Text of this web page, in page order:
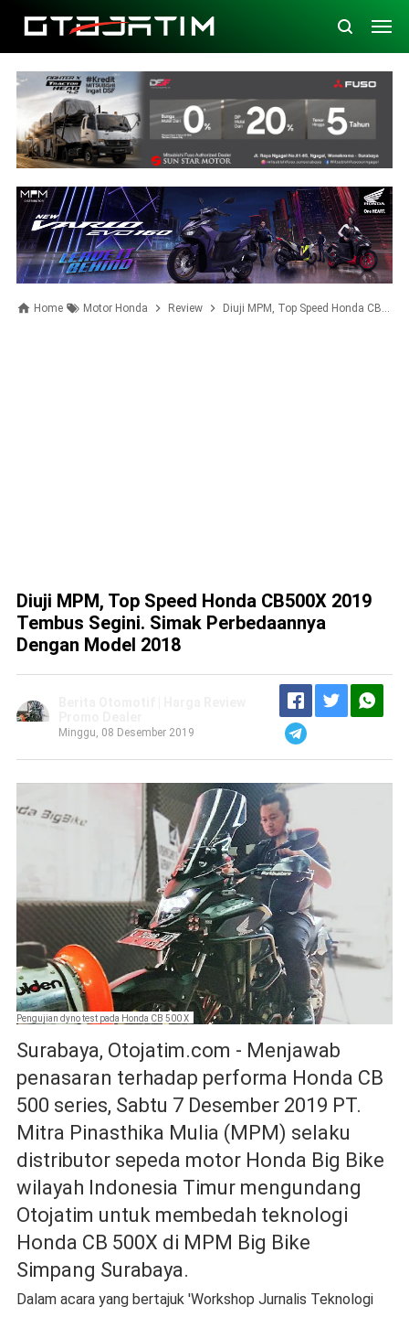
Home Motor Honda Review Diuji MPM, Top Speed Honda CB500X 2019 Tembus Segini. Simak Perbedaannya dengan Model 2018
Diuji MPM, Top Speed Honda CB500X 2019
Tembus Segini. Simak Perbedaannya
Dengan Model 2018
Minggu, 08 Desember 2019
Pengujian dyno test pada Honda CB 500 X
Surabaya, Otojatim.com - Menjawab
penasaran terhadap performa Honda CB
500 series, Sabtu 7 Desember 2019 PT.
Mitra Pinasthika Mulia (MPM) selaku
distributor sepeda motor Honda Big Bike
wilayah Indonesia Timur mengundang
Otojatim untuk membedah teknologi
Honda CB 500X di MPM Big Bike
Simpang Surabaya.
Dalam acara yang bertajuk 'Workshop Jurnalis Teknologi